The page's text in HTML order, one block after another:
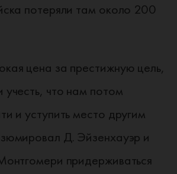
потеряли там около 200
цена за престижную цель,
что нам потом
и уступить место другим
Д. Эйзенхауэр и
придерживаться